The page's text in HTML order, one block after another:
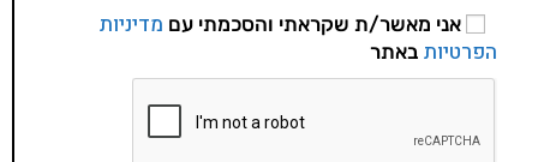
אני מאשר/ת שקראתי והסכמתי עם מדיניות
הפרטיות באתר